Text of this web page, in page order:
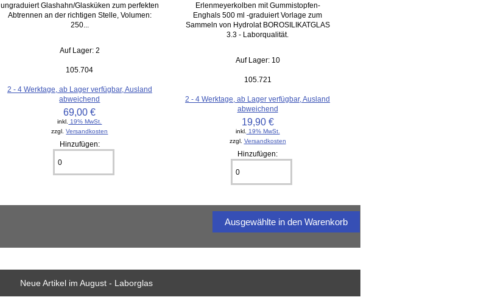
ungraduiert Glashahn/Glasküken zum perfekten
Abtrennen an der richtigen Stelle, Volumen:
250...
Auf Lager: 2
105.704
2 - 4 Werktage, ab Lager verfügbar, Ausland
abweichend
69,00 €
inkl.
19% MwSt.
zzgl.Versandkosten
Hinzufügen:
Erlenmeyerkolben mit Gummistopfen-
Enghals 500 ml -graduiert Vorlage zum
Sammeln von Hydrolat BOROSILIKATGLAS
3.3 - Laborqualität.
Auf Lager: 10
105.721
2 - 4 Werktage, ab Lager verfügbar, Ausland
abweichend
19,90 €
inkl.
19% MwSt.
zzgl. Versandkosten
Hinzufügen:
Neue Artikel im August - Laborglas